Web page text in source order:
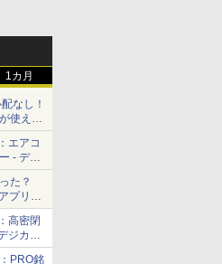
1カ月
なし！
使える
エアコ
- デジ
た？
アプリ
高密閉
ジカメ
PRO銘